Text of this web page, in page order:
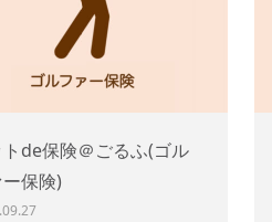
de保険＠ごるふ(ゴル
保険)